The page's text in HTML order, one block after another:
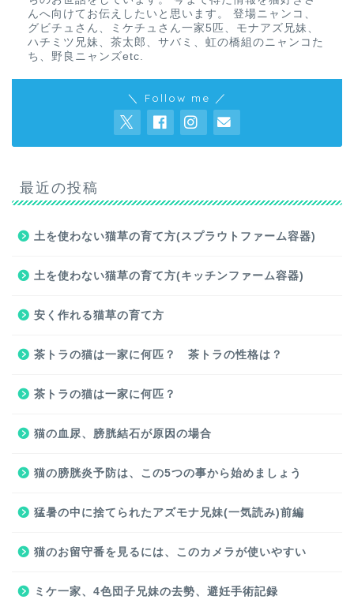
んへ向けてお伝えしたいと思います。 登場ニャンコ、
グビチュさん、ミケチュさん一家5匹、モナアズ兄妹、
ハチミツ兄妹、茶太郎、サバミ、虹の橋組のニャンコた
ち、野良ニャンズetc.
＼ Follow me ／
最近の投稿
土を使わない猫草の育て方(スプラウトファーム容器)
土を使わない猫草の育て方(キッチンファーム容器)
安く作れる猫草の育て方
茶トラの猫は一家に何匹？ 茶トラの性格は？
茶トラの猫は一家に何匹？
猫の血尿、膀胱結石が原因の場合
猫の膀胱炎予防は、この5つの事から始めましょう
猛暑の中に捨てられたアズモナ兄妹(一気読み)前編
猫のお留守番を見るには、このカメラが使いやすい
ミケ一家、4色団子兄妹の去勢、避妊手術記録